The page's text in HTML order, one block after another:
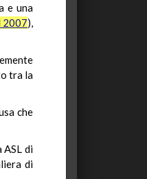
e una
2007),
tra la
che
di
di